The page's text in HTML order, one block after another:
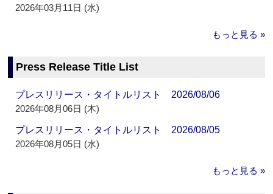
2026年03月11日 (水)
もっと見る »
Press Release Title List
プレスリリース・タイトルリスト 2026/08/06
2026年08月06日 (木)
プレスリリース・タイトルリスト 2026/08/05
2026年08月05日 (水)
もっと見る »